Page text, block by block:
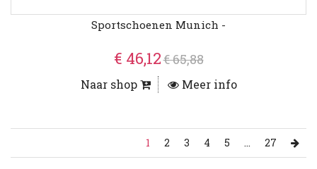
Sportschoenen Munich -
€ 46,12€ 65,88
Naar shop Meer info
1 2 3 4 5 ... 27